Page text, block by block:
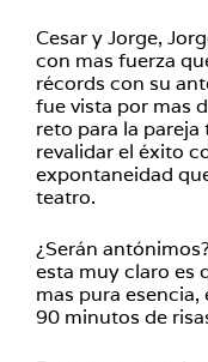
Cesar y Jorge,
con mas fuerza
récords con su
fue vista por mas
reto para la
revalidar el éxito
expontaneidad
teatro.
¿Serán
esta muy claro es
mas pura esencia,
90 minutos de